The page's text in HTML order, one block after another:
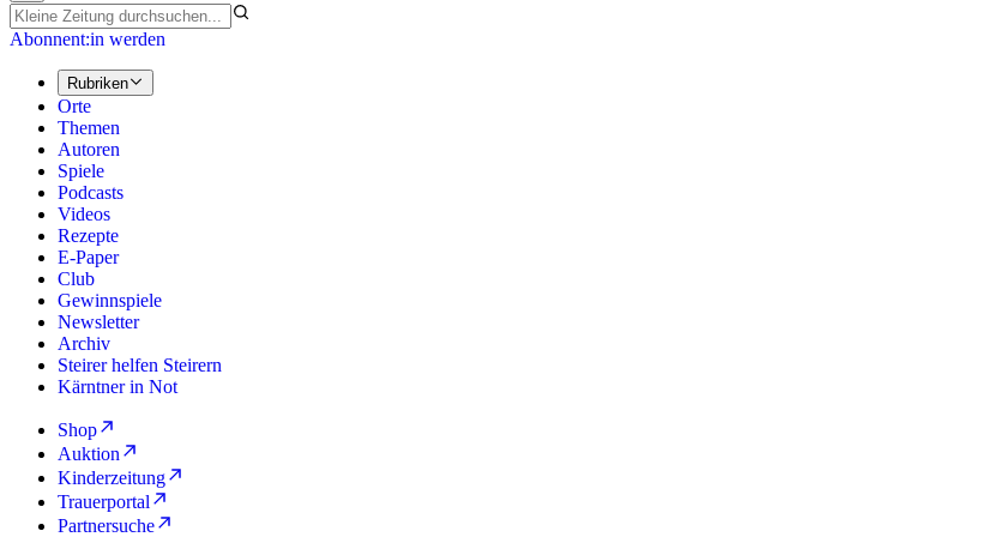
Abonnent:in werden
Rubriken
Orte
Themen
Autoren
Spiele
Podcasts
Videos
Rezepte
E-Paper
Club
Gewinnspiele
Newsletter
Archiv
Steirer helfen Steirern
Kärntner in Not
Shop
Auktion
Kinderzeitung
Trauerportal
Partnersuche